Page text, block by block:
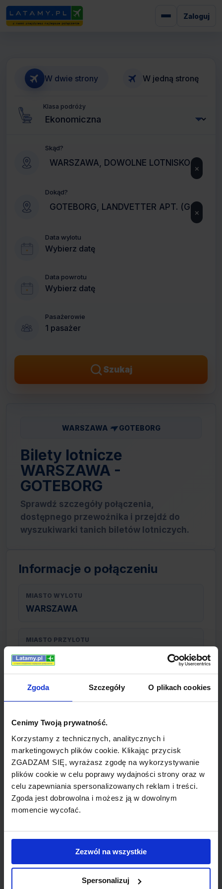
Zgoda Szczegóły O plikach cookies
Cenimy Twoją prywatność.
Korzystamy z technicznych, analitycznych i
marketingowych plików cookie. Klikając przycisk
ZGADZAM SIĘ, wyrażasz zgodę na wykorzystywanie
plików cookie w celu poprawy wydajności strony oraz w
celu zapewniania spersonalizowanych reklam i treści.
Zgoda jest dobrowolna i możesz ją w dowolnym
momencie wycofać.
Zezwól na wszystkie
Spersonalizuj
Zaloguj
WARSZAWA GOTEBORG
Bilety lotnicze
WARSZAWA -
GOTEBORG
Sprawdź szczegóły połączenia,
dostępnego przewoźnika i przejdź do
wyszukiwarki tanich biletów lotniczych.
W dwie strony W jedną stronę
Klasa podróży
Skąd?
×
Dokąd?
×
Data wylotu
Wybierz datę
Data powrotu
Wybierz datę
Pasażerowie
1 pasażer
Szukaj
Informacje o połączeniu
MIASTO WYLOTU
WARSZAWA
MIASTO PRZYLOTU
GOTEBORG
TYP POŁĄCZENIA
REZERWACJA
online lub telefoniczna
PŁATNOŚĆ
przelew, gotówka, karta
airBaltic